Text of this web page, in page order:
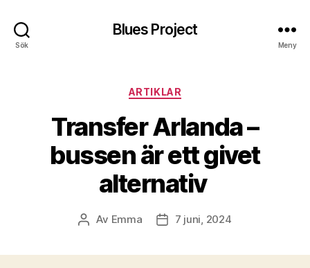
Sök
Blues Project
Meny
Kategorier
ARTIKLAR
Transfer Arlanda –
bussen är ett givet
alternativ
Inläggsförfattare
Av Emma Inläggsdatum
7 juni, 2024